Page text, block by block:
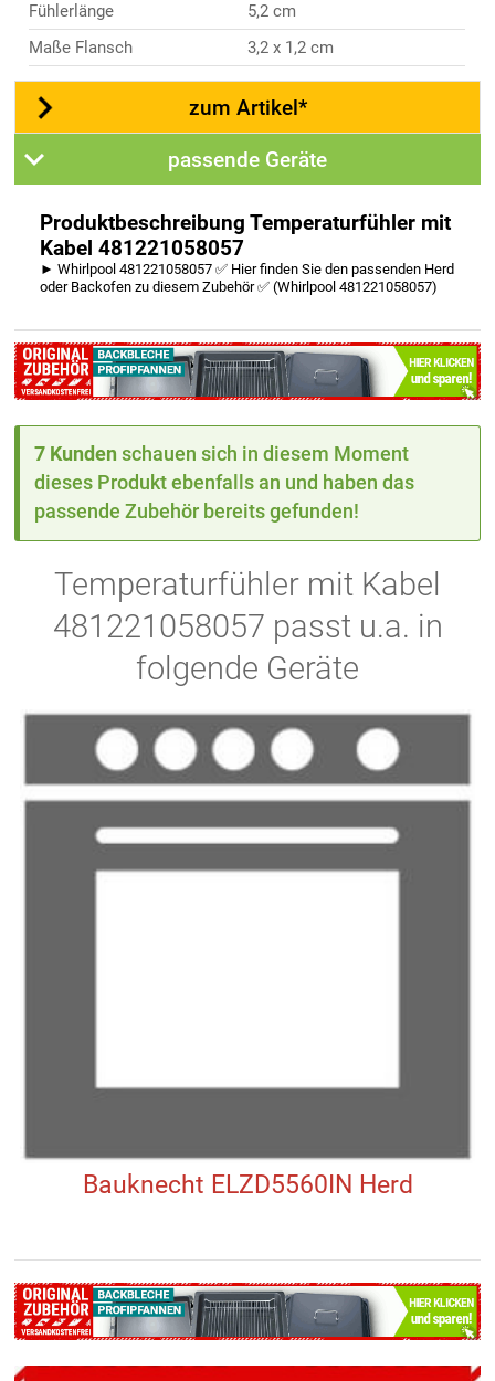
Fühlerlänge
5,2 cm
Maße Flansch
3,2 x 1,2 cm
zum Artikel*
passende Geräte
Produktbeschreibung Temperaturfühler mit
Kabel 481221058057
► Whirlpool 481221058057 ✅ Hier finden Sie den passenden Herd
oder Backofen zu diesem Zubehör ✅ (Whirlpool 481221058057)
7 Kunden schauen sich in diesem Moment
dieses Produkt ebenfalls an und haben das
passende Zubehör bereits gefunden!
Temperaturfühler mit Kabel
481221058057 passt u.a. in
folgende Geräte
Bauknecht ELZD5560IN Herd